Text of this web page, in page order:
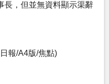
長，但並無資料顯示渠辭
報/A4版/焦點)